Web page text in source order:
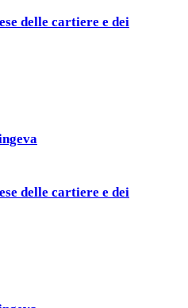
delle cartiere e dei
delle cartiere e dei